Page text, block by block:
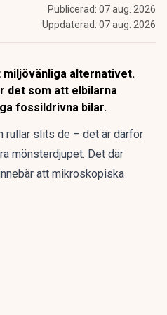
Publicerad: 07 aug. 2026
Uppdaterad: 07 aug. 2026
alternativet.
det som att elbilarna
fossildrivna bilar.
rullar slits de – det är därför
mönsterdjupet. Det där
att mikroskopiska